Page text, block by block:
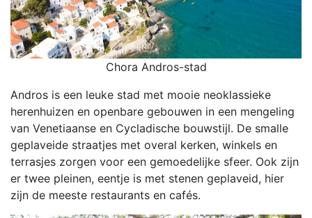
Chora Andros-stad
Andros is een leuke stad met mooie neoklassieke
herenhuizen en openbare gebouwen in een mengeling
van Venetiaanse en Cycladische bouwstijl. De smalle
geplaveide straatjes met overal kerken, winkels en
terrasjes zorgen voor een gemoedelijke sfeer. Ook zijn
er twee pleinen, eentje is met stenen geplaveid, hier
zijn de meeste restaurants en cafés.